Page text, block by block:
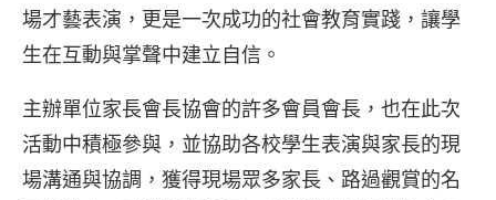
場才藝表演，更是一次成功的社會教育實踐，讓學
生在互動與掌聲中建立自信。
主辦單位家長會長協會的許多會員會長，也在此次
活動中積極參與，並協助各校學生表演與家長的現
場溝通與協調，獲得現場眾多家長、路過觀賞的名